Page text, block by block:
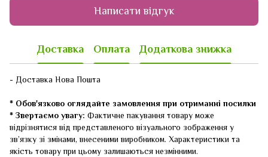
Написати відгук
Доставка Оплата Додаткова знижка
- Доставка Нова Пошта
* Обов'язково оглядайте замовлення при отриманні посилки
* Звертаємо увагу: Фактичне пакування товару може
відрізнятися від представленого візуального зображення у
зв’язку зі змінами, внесеними виробником. Характеристики та
якість товару при цьому залишаються незмінними.